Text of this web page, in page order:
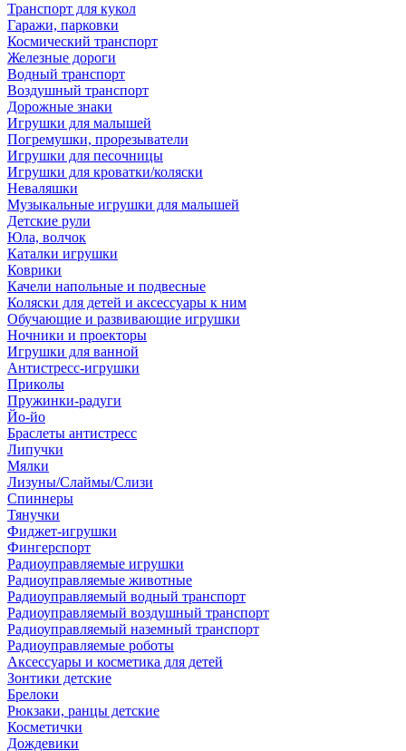
Транспорт для кукол
Гаражи, парковки
Космический транспорт
Железные дороги
Водный транспорт
Воздушный транспорт
Дорожные знаки
Игрушки для малышей
Погремушки, прорезыватели
Игрушки для песочницы
Игрушки для кроватки/коляски
Неваляшки
Музыкальные игрушки для малышей
Детские рули
Юла, волчок
Каталки игрушки
Коврики
Качели напольные и подвесные
Коляски для детей и аксессуары к ним
Обучающие и развивающие игрушки
Ночники и проекторы
Игрушки для ванной
Антистресс-игрушки
Приколы
Пружинки-радуги
Йо-йо
Браслеты антистресс
Липучки
Мялки
Лизуны/Слаймы/Слизи
Спиннеры
Тянучки
Фиджет-игрушки
Фингерспорт
Радиоуправляемые игрушки
Радиоуправляемые животные
Радиоуправляемый водный транспорт
Радиоуправляемый воздушный транспорт
Радиоуправляемый наземный транспорт
Радиоуправляемые роботы
Аксессуары и косметика для детей
Зонтики детские
Брелоки
Рюкзаки, ранцы детские
Косметички
Дождевики